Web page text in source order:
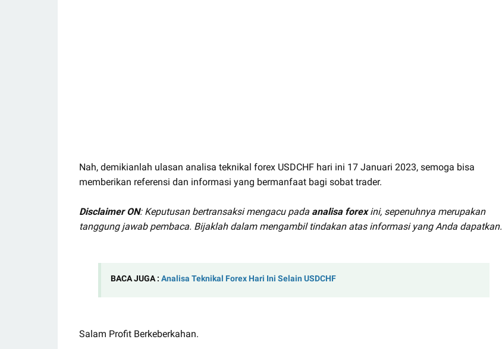
Nah, demikianlah ulasan analisa teknikal forex USDCHF hari ini 17 Januari 2023, semoga bisa
memberikan referensi dan informasi yang bermanfaat bagi sobat trader.
Disclaimer ON: Keputusan bertransaksi mengacu pada analisa forexini, sepenuhnya merupakan
tanggung jawab pembaca. Bijaklah dalam mengambil tindakan atas informasi yang Anda dapatkan.
BACA JUGA : Analisa Teknikal Forex Hari Ini Selain USDCHF
Salam Profit Berkeberkahan.